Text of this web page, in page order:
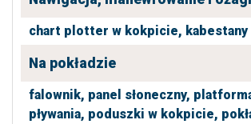
chart plotter w kokpicie,
Na pokładzie
falownik, panel słoneczny,
pływania, poduszki w kokpicie,